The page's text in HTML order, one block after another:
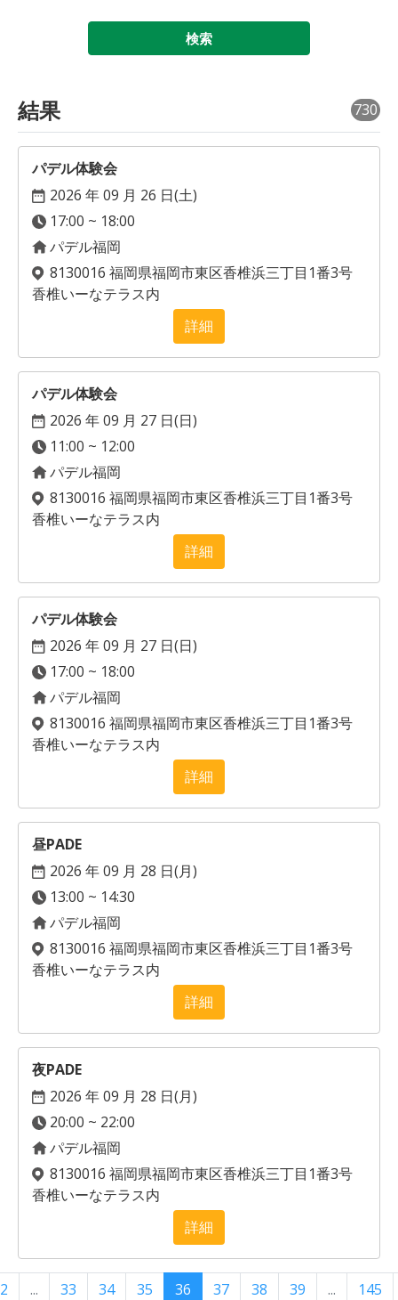
結果 730
パデル体験会
2026 年 09 月 26 日(土)
17:00 ~ 18:00
パデル福岡
8130016 福岡県福岡市東区香椎浜三丁目1番3号
香椎いーなテラス内
詳細
パデル体験会
2026 年 09 月 27 日(日)
11:00 ~ 12:00
パデル福岡
8130016 福岡県福岡市東区香椎浜三丁目1番3号
香椎いーなテラス内
詳細
パデル体験会
2026 年 09 月 27 日(日)
17:00 ~ 18:00
パデル福岡
8130016 福岡県福岡市東区香椎浜三丁目1番3号
香椎いーなテラス内
詳細
昼PADE
2026 年 09 月 28 日(月)
13:00 ~ 14:30
パデル福岡
8130016 福岡県福岡市東区香椎浜三丁目1番3号
香椎いーなテラス内
詳細
夜PADE
2026 年 09 月 28 日(月)
20:00 ~ 22:00
パデル福岡
8130016 福岡県福岡市東区香椎浜三丁目1番3号
香椎いーなテラス内
詳細
2 ... 33 34 35 36 37 38 39 ... 145